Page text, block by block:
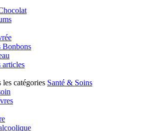
Bonbons
articles
les catégories Santé & Soins